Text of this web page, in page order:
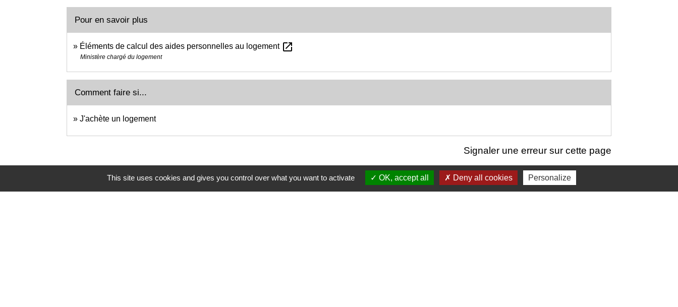
Pour en savoir plus
Éléments de calcul des aides personnelles au logement open_in_new
Ministère chargé du logement
Comment faire si...
J'achète un logement
Signaler une erreur sur cette page
This site uses cookies and gives you control over what you want to activate OK, accept all Deny all cookies Personalize